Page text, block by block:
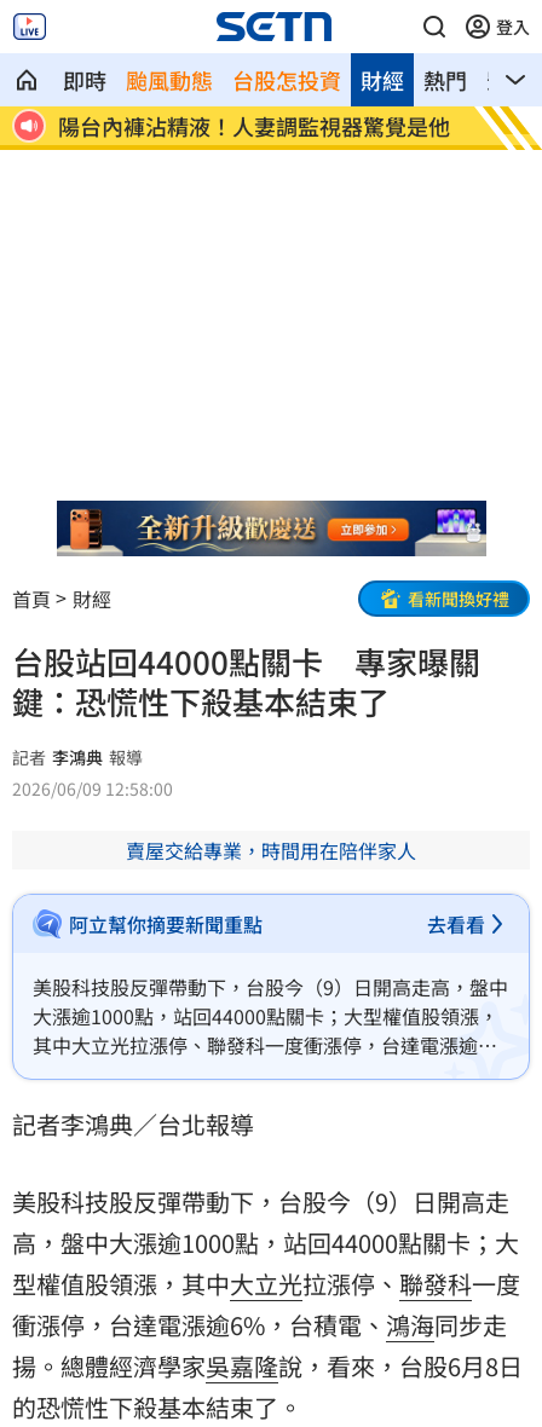
登入
即時 颱風動態 台股怎投資 熱門 影音
財經
他
陪伴8年竟非親孫？生母1反應陷僵局
第一
訣
首頁 財經 看新聞換好禮
台股站回44000點關卡 專家曝關
鍵：恐慌性下殺基本結束了
記者 李鴻典 報導
2026/06/09 12:58:00
賣屋交給專業，時間用在陪伴家人
阿立幫你摘要新聞重點 去看看
美股科技股反彈帶動下，台股今（9）日開高走高，盤中
大漲逾1000點，站回44000點關卡；大型權值股領漲，
其中大立光拉漲停、聯發科一度衝漲停，台達電漲逾
6%，台積電、鴻海同步走揚。總體經濟學家吳嘉隆說，
記者李鴻典／台北報導
美股科技股反彈帶動下，台股今（9）日開高走
高，盤中大漲逾1000點，站回44000點關卡；大
型權值股領漲，其中大立光拉漲停、 聯發科一度
衝漲停，台達電漲逾6%，台積電、 鴻海同步走
揚。總體經濟學家吳嘉隆說，看來，台股6月8日
的恐慌性下殺基本結束了。